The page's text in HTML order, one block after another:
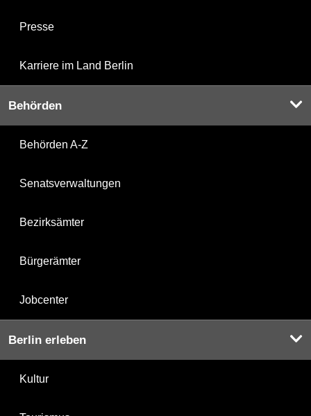
Presse
Karriere im Land Berlin
Behörden
Behörden A-Z
Senatsverwaltungen
Bezirksämter
Bürgerämter
Jobcenter
Berlin erleben
Kultur